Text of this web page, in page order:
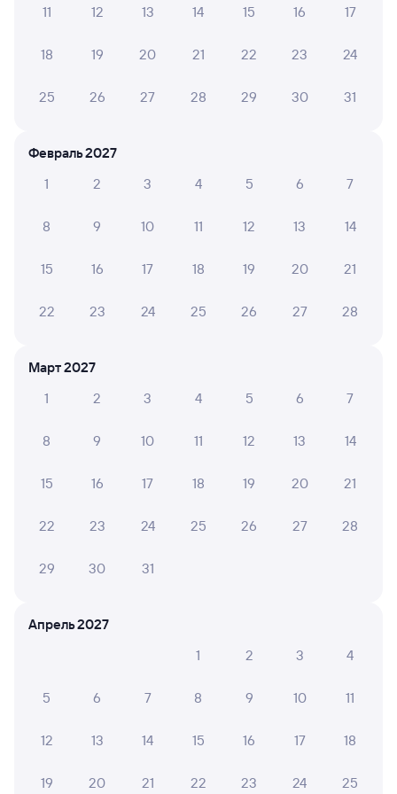
Билеты на поезд до Кенады
Мы используем cookies для более удобной работы
11 12 13 14 15 16 17
18 19 20 21 22 23 24
25 26 27 28 29 30 31
Февраль 2027
1
2 3 4 5 6 7
8 9 10 11 12 13 14
15 16 17 18 19 20 21
22 23 24 25 26 27 28
Март 2027
1
2 3 4 5 6 7
8 9 10 11 12 13 14
15 16 17 18 19 20 21
22 23 24 25 26 27 28
29 30 31
Апрель 2027
1
2 3 4
5 6 7 8 9 10 11
12 13 14 15 16 17 18
19 20 21 22 23 24 25